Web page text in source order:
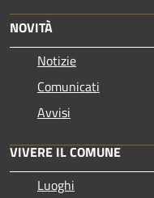
NOVITÀ
Notizie
Comunicati
Avvisi
VIVERE IL COMUNE
Luoghi